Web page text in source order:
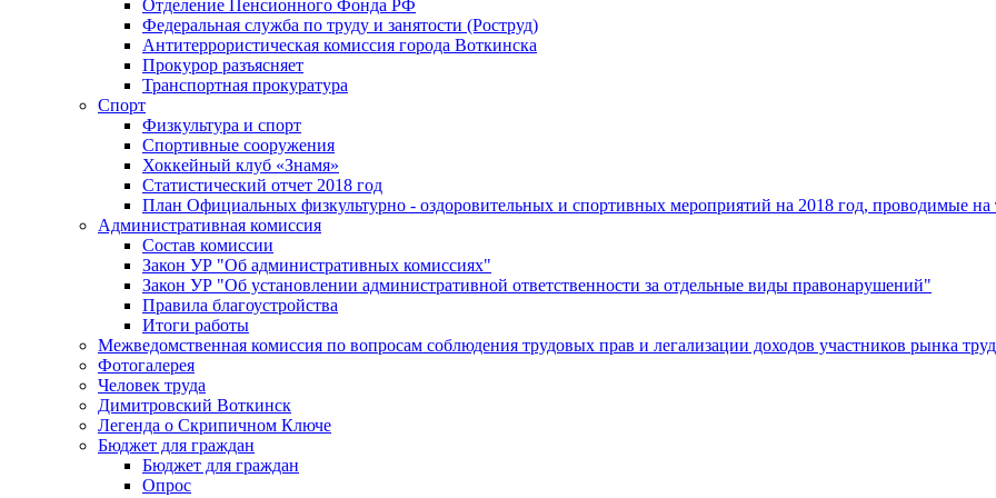
Отделение Пенсионного Фонда РФ
Федеральная служба по труду и занятости (Роструд)
Антитеррористическая комиссия города Воткинска
Прокурор разъясняет
Транспортная прокуратура
Спорт
Физкультура и спорт
Спортивные сооружения
Хоккейный клуб «Знамя»
Статистический отчет 2018 год
План Официальных физкультурно - оздоровительных и спортивных мероприятий на 2018 год, проводимые
Административная комиссия
Состав комиссии
Закон УР "Об административных комиссиях"
Закон УР "Об установлении административной ответственности за отдельные виды правонарушений"
Правила благоустройства
Итоги работы
Межведомственная комиссия по вопросам соблюдения трудовых прав и легализации доходов участников рынка
Фотогалерея
Человек труда
Димитровский Воткинск
Легенда о Скрипичном Ключе
Бюджет для граждан
Бюджет для граждан
Опрос